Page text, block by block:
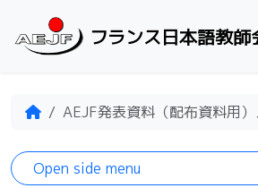
フランス日本語教師
HomeAEJF発表資料（配布資料用
Open side menu